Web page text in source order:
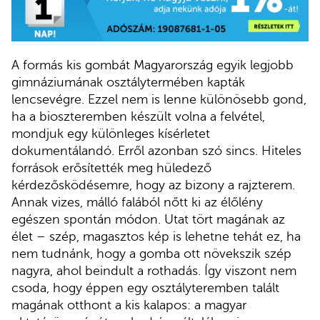
A formás kis gombát Magyarország egyik legjobb
gimnáziumának osztálytermében kapták
lencsevégre. Ezzel nem is lenne különösebb gond,
ha a bioszteremben készült volna a felvétel,
mondjuk egy különleges kísérletet
dokumentálandó. Erről azonban szó sincs. Hiteles
források erősítették meg hüledező
kérdezősködésemre, hogy az bizony a rajzterem.
Annak vizes, málló falából nőtt ki az élőlény
egészen spontán módon. Utat tört magának az
élet – szép, magasztos kép is lehetne tehát ez, ha
nem tudnánk, hogy a gomba ott növekszik szép
nagyra, ahol beindult a rothadás. Így viszont nem
csoda, hogy éppen egy osztályteremben talált
magának otthont a kis kalapos: a magyar